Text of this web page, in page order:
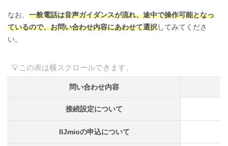
なお、 一般電話は音声ガイダンスが流れ、途中で操作可能となっ
ているので、お問い合わせ内容にあわせて選択してみてくださ
い。
問い合わせ内容
接続設定について
IIJmioの申込について